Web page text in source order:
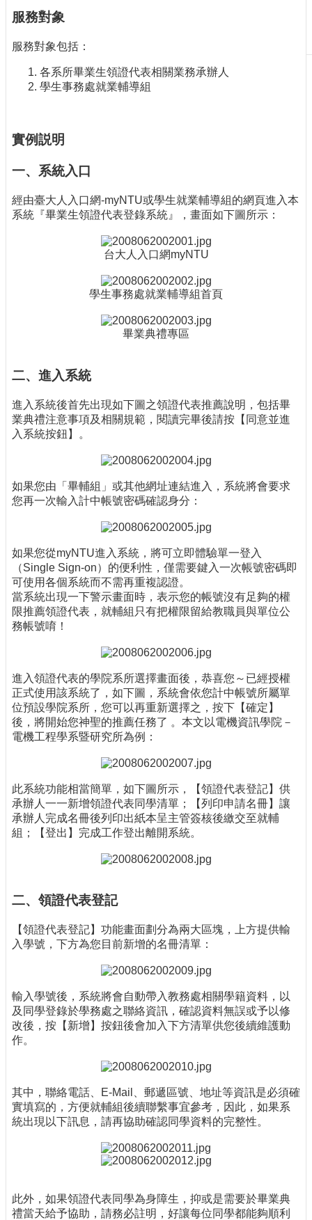
務
導
技
論
壇
服務對象
服務對象包括：
各系所畢業生領證代表相關業務承辦人
學生事務處就業輔導組
實例説明
一、系統入口
經由臺大人入口網-myNTU或學生就業輔導組的網頁進入本
系統『畢業生領證代表登錄系統』，畫面如下圖所示：
台大人入口網myNTU
學生事務處就業輔導組首頁
畢業典禮專區
二、進入系統
進入系統後首先出現如下圖之領證代表推薦說明，包括畢
業典禮注意事項及相關規範，閱讀完畢後請按【同意並進
入系統按鈕】。
如果您由「畢輔組」或其他網址連結進入，系統將會要求
您再一次輸入計中帳號密碼確認身分：
如果您從myNTU進入系統，將可立即體驗單一登入
（Single Sign-on）的便利性，僅需要鍵入一次帳號密碼即
可使用各個系統而不需再重複認證。
當系統出現一下警示畫面時，表示您的帳號沒有足夠的權
限推薦領證代表，就輔組只有把權限留給教職員與單位公
務帳號唷！
進入領證代表的學院系所選擇畫面後，恭喜您～已經授權
正式使用該系統了，如下圖，系統會依您計中帳號所屬單
位預設學院系所，您可以再重新選擇之，按下【確定】
後，將開始您神聖的推薦任務了 。本文以電機資訊學院－
電機工程學系暨研究所為例：
此系統功能相當簡單，如下圖所示，【領證代表登記】供
承辦人一一新增領證代表同學清單；【列印申請名冊】讓
承辦人完成名冊後列印出紙本呈主管簽核後繳交至就輔
組；【登出】完成工作登出離開系統。
二、領證代表登記
【領證代表登記】功能畫面劃分為兩大區塊，上方提供輸
入學號，下方為您目前新增的名冊清單：
輸入學號後，系統將會自動帶入教務處相關學籍資料，以
及同學登錄於學務處之聯絡資訊，確認資料無誤或予以修
改後，按【新增】按鈕後會加入下方清單供您後續維護動
作。
其中，聯絡電話、E-Mail、郵遞區號、地址等資訊是必須確
實填寫的，方便就輔組後續聯繫事宜參考，因此，如果系
統出現以下訊息，請再協助確認同學資料的完整性。
此外，如果領證代表同學為身障生，抑或是需要於畢業典
禮當天給予協助，請務必註明，好讓每位同學都能夠順利